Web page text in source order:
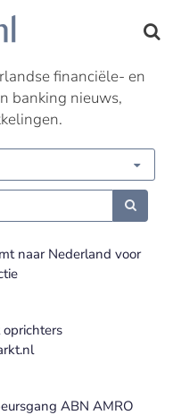
financiële- en
banking nieuws,
naar Nederland voor
ABN AMRO